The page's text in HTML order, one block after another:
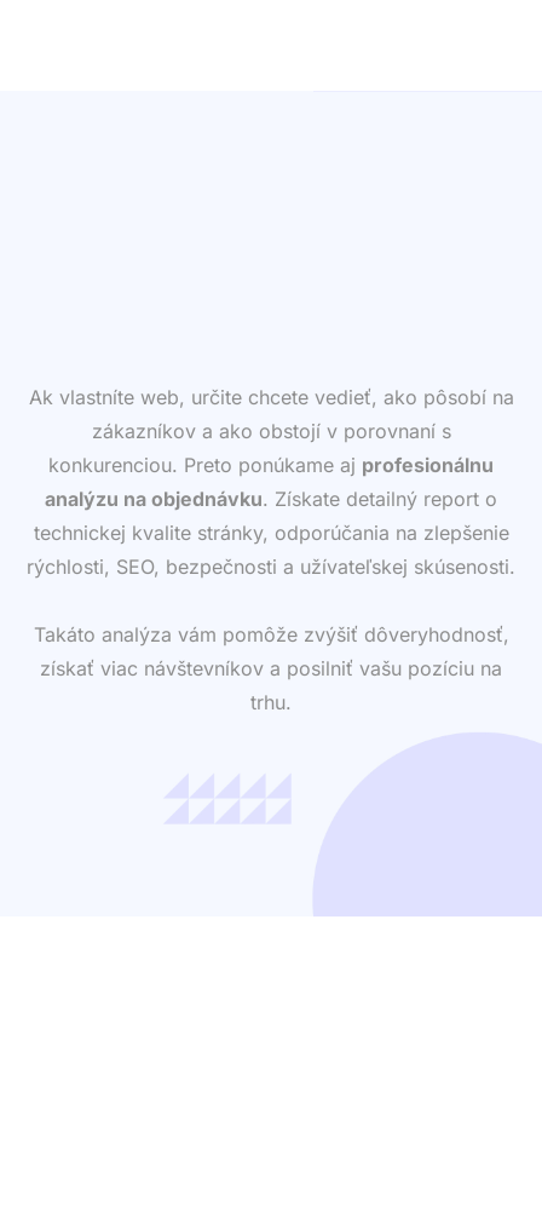
Ak vlastníte web, určite chcete vedieť, ako pôsobí na
zákazníkov a ako obstojí v porovnaní s
konkurenciou. Preto ponúkame aj profesionálnu
analýzu na objednávku. Získate detailný report o
technickej kvalite stránky, odporúčania na zlepšenie
rýchlosti, SEO, bezpečnosti a užívateľskej skúsenosti.
Takáto analýza vám pomôže zvýšiť dôveryhodnosť,
získať viac návštevníkov a posilniť vašu pozíciu na
trhu.